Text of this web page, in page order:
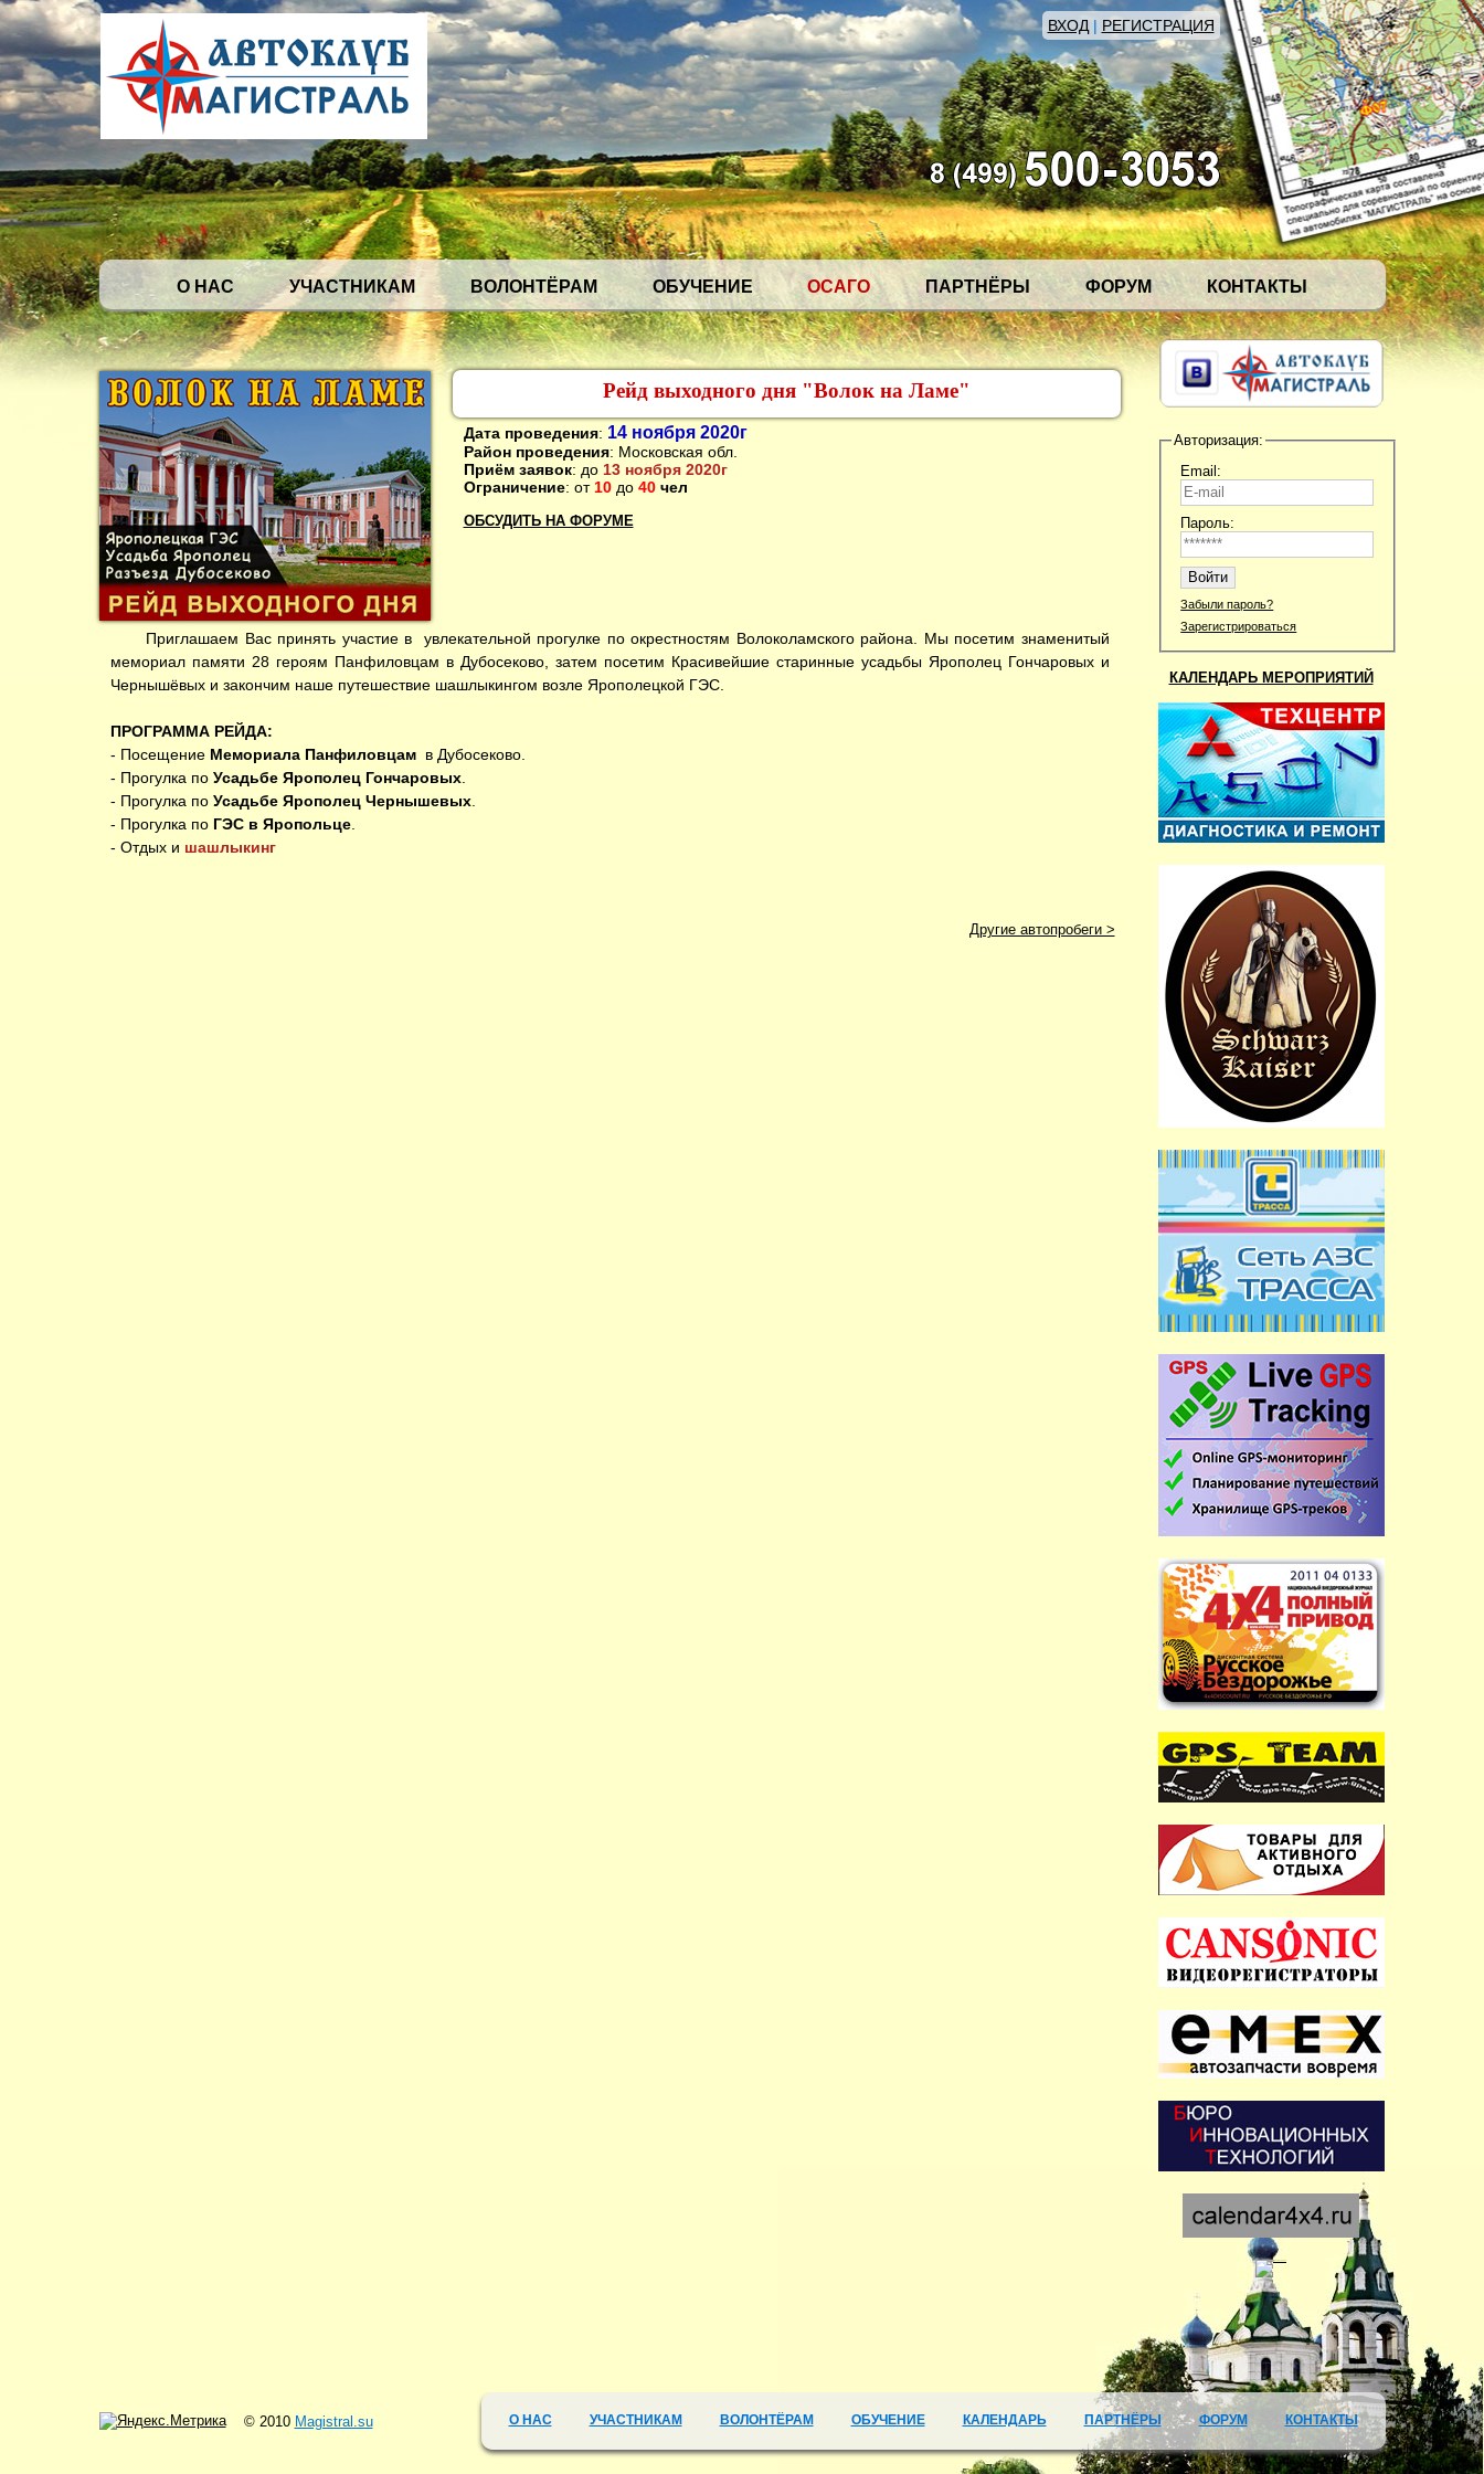
ВХОД| РЕГИСТРАЦИЯ
О НАС УЧАСТНИКАМ ВОЛОНТЁРАМ ОБУЧЕНИЕ ОСАГО ПАРТНЁРЫ ФОРУМ КОНТАКТЫ
Авторизация:
Email:
Пароль:
Забыли пароль?
Зарегистрироваться
КАЛЕНДАРЬ МЕРОПРИЯТИЙ
Рейд выходного дня "Волок на Ламе"
Дата проведения: 14 ноября 2020г
Район проведения: Московская обл.
Приём заявок: до 13 ноября 2020г
Ограничение: от 10 до 40 чел
ОБСУДИТЬ НА ФОРУМЕ
Приглашаем Вас принять участие в увлекательной прогулке по окрестностям Волоколамского района. Мы посетим знаменитый
мемориал памяти 28 героям Панфиловцам в Дубосеково, затем посетим Красивейшие старинные усадьбы Ярополец Гончаровых и
Чернышёвых и закончим наше путешествие шашлыкингом возле Ярополецкой ГЭС.
ПРОГРАММА РЕЙДА:
- ПосещениеМемориала Панфиловцамв Дубосеково.
- Прогулка по Усадьбе Ярополец Гончаровых.
- Прогулка по Усадьбе Ярополец Чернышевых.
- Прогулка по ГЭС в Яропольце.
- Отдых и шашлыкинг
Другие автопробеги >
О НАС УЧАСТНИКАМ ВОЛОНТЁРАМ ОБУЧЕНИЕ КАЛЕНДАРЬ ПАРТНЁРЫ ФОРУМ КОНТАКТЫ
© 2010 Magistral.su